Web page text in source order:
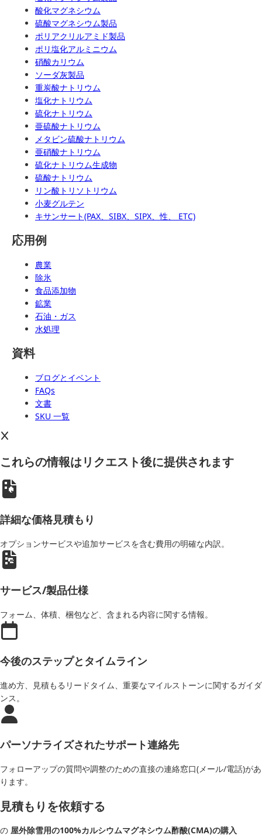
酸化マグネシウム
硫酸マグネシウム製品
ポリアクリルアミド製品
ポリ塩化アルミニウム
硝酸カリウム
ソーダ灰製品
重炭酸ナトリウム
塩化ナトリウム
硫化ナトリウム
亜硫酸ナトリウム
メタビン硫酸ナトリウム
亜硝酸ナトリウム
硫化ナトリウム生成物
硫酸ナトリウム
リン酸トリソトリウム
小麦グルテン
キサンサート(PAX、SIBX、SIPX、性、 ETC)
応用例
農業
除氷
食品添加物
鉱業
石油・ガス
水処理
資料
ブログとイベント
FAQs
文書
SKU 一覧
これらの情報はリクエスト後に提供されます
詳細な価格見積もり
オプションサービスや追加サービスを含む費用の明確な内訳。
サービス/製品仕様
フォーム、体積、梱包など、含まれる内容に関する情報。
今後のステップとタイムライン
進め方、見積もるリードタイム、重要なマイルストーンに関するガイダ
ンス。
パーソナライズされたサポート連絡先
フォローアップの質問や調整のための直接の連絡窓口(メール/電話)があ
ります。
見積もりを依頼する
の 屋外除雪用の100%カルシウムマグネシウム酢酸(CMA)の購入